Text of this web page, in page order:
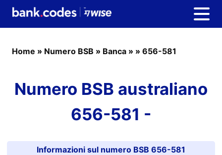
Home » Numero BSB » Banca » » 656-581
Numero BSB australiano
656-581 -
Informazioni sul numero BSB 656-581